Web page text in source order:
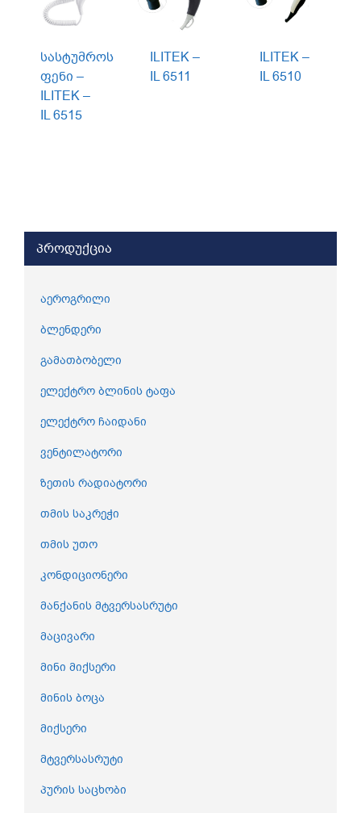
სასტუმროს
ფენი –
ILITEK –
IL 6515
ILITEK –
IL 6511
ILITEK –
IL 6510
პროდუქცია
აეროგრილი
ბლენდერი
გამათბობელი
ელექტრო ბლინის ტაფა
ელექტრო ჩაიდანი
ვენტილატორი
ზეთის რადიატორი
თმის საკრეჭი
თმის უთო
კონდიციონერი
მანქანის მტვერსასრუტი
მაცივარი
მინი მიქსერი
მინის ბოცა
მიქსერი
მტვერსასრუტი
პურის საცხობი